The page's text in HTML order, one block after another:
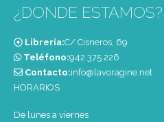
¿DONDE ESTAMOS?
Librería:C/ Cisneros, 69
Teléfono:‭942 375 226‬
Contacto:info@lavoragine.net
HORARIOS
De lunes a viernes